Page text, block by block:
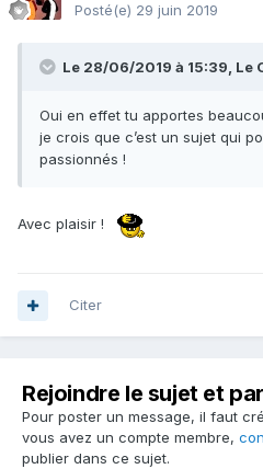
Posté(e) 29 juin 2019
Le 28/06/2019 à 15:39, Le
Oui en effet tu apportes
je crois que c’est un sujet qui
passionnés !
Avec plaisir !
Citer
Rejoindre le sujet et
Pour poster un message, il faut
vous avez un compte membre,
publier dans ce sujet.